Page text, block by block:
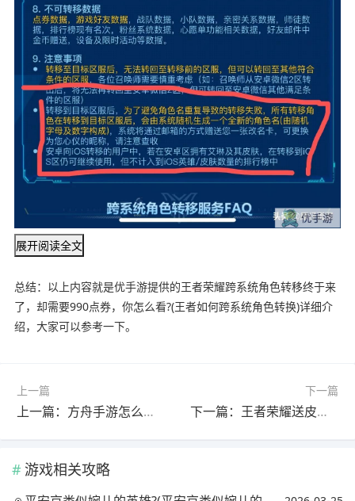
展开阅读全文
总结：以上内容就是优手游提供的王者荣耀跨系统角色转移终于来
了，却需要990点券，你怎么看?(王者如何跨系统角色转换)详细介
绍，大家可以参考一下。
上一篇
上一篇：方舟手游怎么不让龙跟随玩家?(方舟手游如何不让龙跟随)
下一篇
下一篇：王者荣耀送皮肤雨活动开启，大量玩家领到史诗，欧皇拿到内测皮肤，你怎么看?
游戏相关攻略